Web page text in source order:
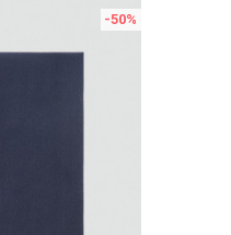
-50%